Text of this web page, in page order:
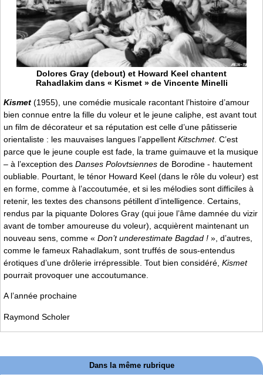
Dolores Gray (debout) et Howard Keel chantent
Rahadlakim dans « Kismet » de Vincente Minelli
Kismet (1955), une comédie musicale racontant l’histoire d’amour
bien connue entre la fille du voleur et le jeune caliphe, est avant tout
un film de décorateur et sa réputation est celle d’une pâtisserie
orientaliste : les mauvaises langues l’appellent Kitschmet. C’est
parce que le jeune couple est fade, la trame guimauve et la musique
– à l’exception des Danses Polovtsiennes de Borodine - hautement
oubliable. Pourtant, le ténor Howard Keel (dans le rôle du voleur) est
en forme, comme à l’accoutumée, et si les mélodies sont difficiles à
retenir, les textes des chansons pétillent d’intelligence. Certains,
rendus par la piquante Dolores Gray (qui joue l’âme damnée du vizir
avant de tomber amoureuse du voleur), acquièrent maintenant un
nouveau sens, comme « Don’t underestimate Bagdad ! », d’autres,
comme le fameux Rahadlakum, sont truffés de sous-entendus
érotiques d’une drôlerie irrépressible. Tout bien considéré, Kismet
pourrait provoquer une accoutumance.
A l’année prochaine
Raymond Scholer
Dans la même rubrique